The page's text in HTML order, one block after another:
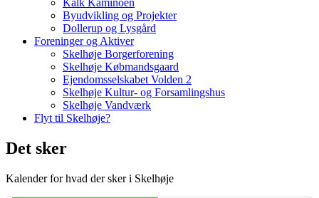
Kalk Kaminoen
Byudvikling og Projekter
Dollerup og Lysgård
Foreninger og Aktiver
Skelhøje Borgerforening
Skelhøje Købmandsgaard
Ejendomsselskabet Volden 2
Skelhøje Kultur- og Forsamlingshus
Skelhøje Vandværk
Flyt til Skelhøje?
Det sker
Kalender for hvad der sker i Skelhøje